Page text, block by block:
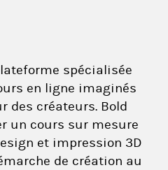
spécialisée
en ligne imaginés
des créateurs. Bold
un cours sur mesure
et impression 3D
de création au